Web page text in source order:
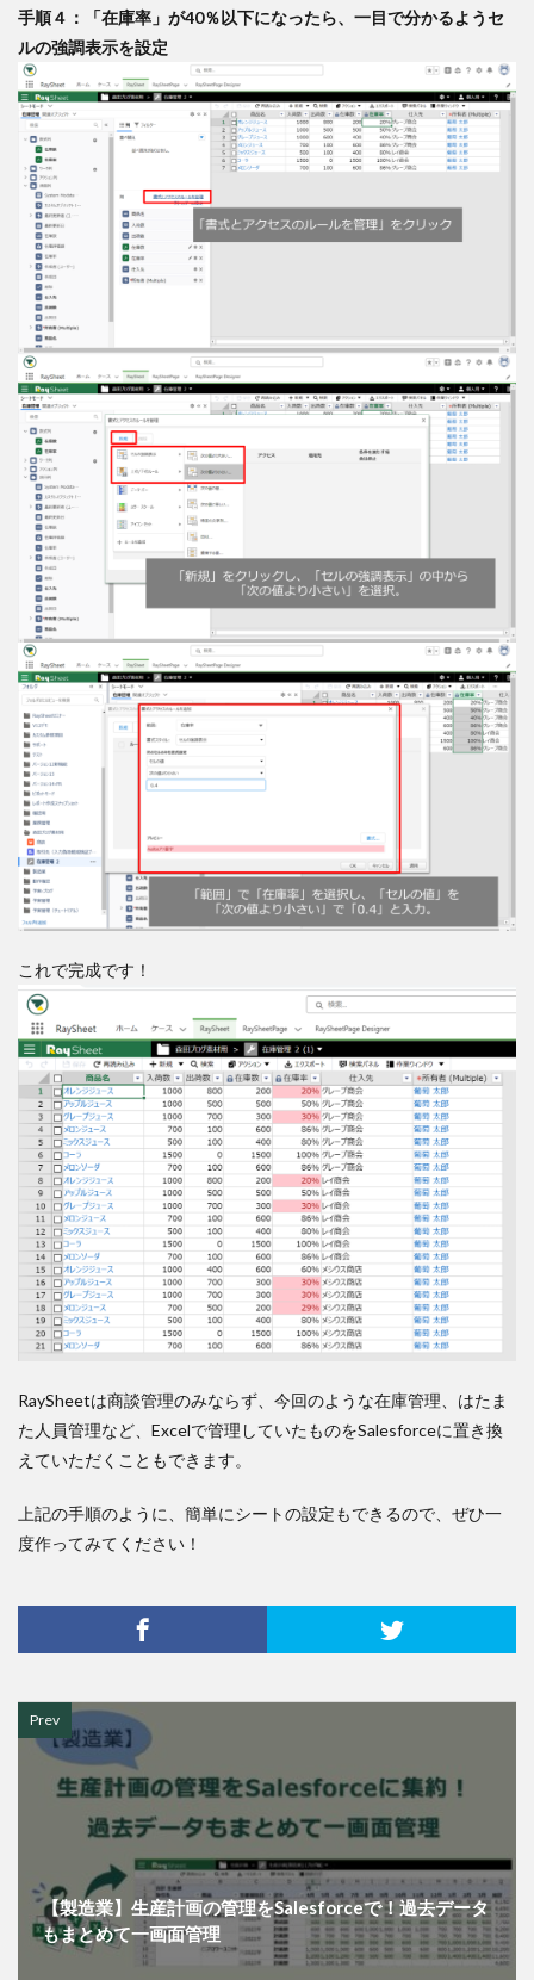
手順４：「在庫率」が40％以下になったら、一目で分かるようセ
ルの強調表示を設定
これで完成です！
RaySheetは商談管理のみならず、今回のような在庫管理、はたま
た人員管理など、Excelで管理していたものをSalesforceに置き換
えていただくこともできます。
上記の手順のように、簡単にシートの設定もできるので、ぜひ一
度作ってみてください！
Prev
【製造業】生産計画の管理をSalesforceで！過去データ
もまとめて一画面管理